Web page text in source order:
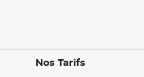
Nos Tarifs